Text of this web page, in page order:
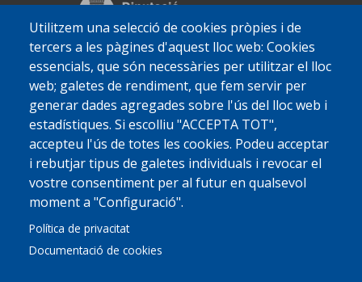
Utilitzem una selecció de cookies pròpies i de
tercers a les pàgines d'aquest lloc web: Cookies
essencials, que són necessàries per utilitzar el lloc
web; galetes de rendiment, que fem servir per
generar dades agregades sobre l'ús del lloc web i
estadístiques. Si escolliu "ACCEPTA TOT",
accepteu l'ús de totes les cookies. Podeu acceptar
i rebutjar tipus de galetes individuals i revocar el
vostre consentiment per al futur en qualsevol
moment a "Configuració".
Política de privacitat
Documentació de cookies
© 2022 Ajuntament La Garriga
Política de CookiesImplementat per